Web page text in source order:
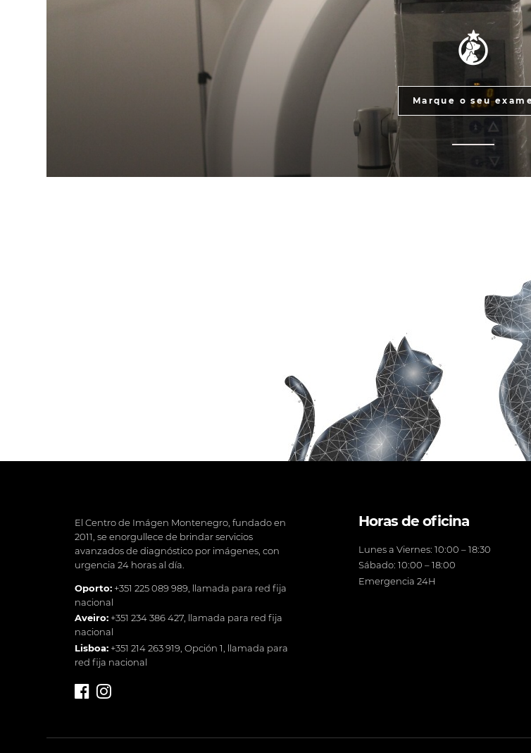
Marque o seu
El Centro de Imágen Montenegro, fundado en
2011, se enorgullece de brindar servicios
avanzados de diagnóstico por imágenes, con
urgencia 24 horas al día.
Oporto: +351 225 089 989 , llamada para red fija
nacional
Aveiro: +351 234 386 427 , llamada para red fija
nacional
Lisboa: +351 214 263 919 , Opción 1, llamada para
red fija nacional
Horas de oficina
Lunes a Viernes: 10:00 – 18:30
Sábado: 10:00 – 18:00
Emergencia 24H